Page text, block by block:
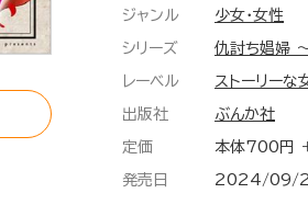
ジャンル 少女・女性
シリーズ 仇討ち娼婦
レーベル ストーリーな
出版社 ぶんか社
定価 本体700円
発売日 2024/09/